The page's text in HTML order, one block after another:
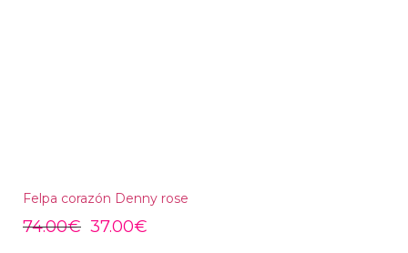
Felpa corazón Denny rose
74.00€ 37.00€